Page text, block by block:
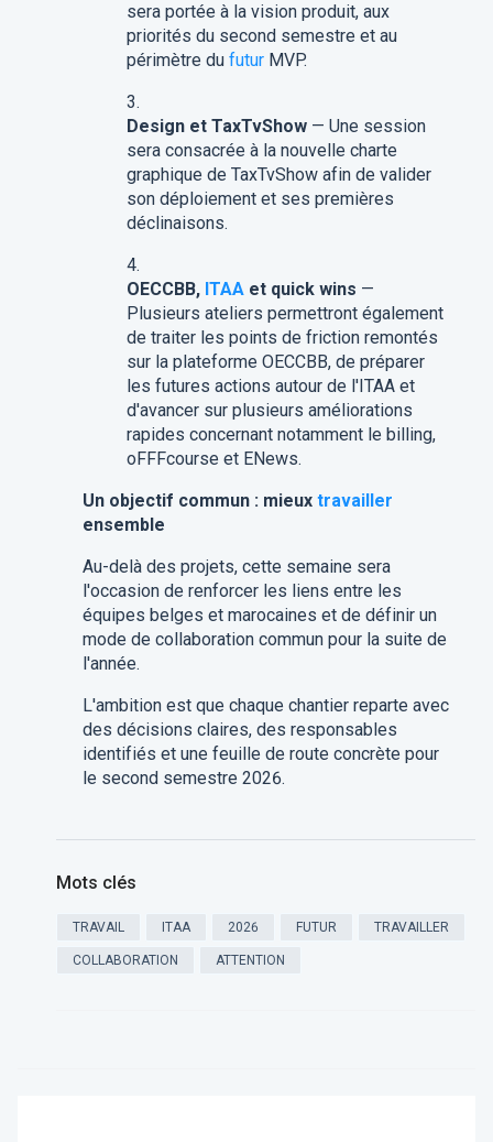
sera portée à la vision produit, aux
priorités du second semestre et au
périmètre du futurMVP.
Design et TaxTvShow— Une session
sera consacrée à la nouvelle charte
graphique de TaxTvShow afin de valider
son déploiement et ses premières
déclinaisons.
OECCBB, ITAAet quick wins —
Plusieurs ateliers permettront également
de traiter les points de friction remontés
sur la plateforme OECCBB, de préparer
les futures actions autour de l'ITAA et
d'avancer sur plusieurs améliorations
rapides concernant notamment le billing,
oFFFcourse et ENews.
Un objectif commun : mieux travailler
ensemble
Au-delà des projets, cette semaine sera
l'occasion de renforcer les liens entre les
équipes belges et marocaines et de définir un
mode de collaboration commun pour la suite de
l'année.
L'ambition est que chaque chantier reparte avec
des décisions claires, des responsables
identifiés et une feuille de route concrète pour
le second semestre 2026.
Mots clés
TRAVAIL ITAA 2026 FUTUR TRAVAILLER
COLLABORATION ATTENTION